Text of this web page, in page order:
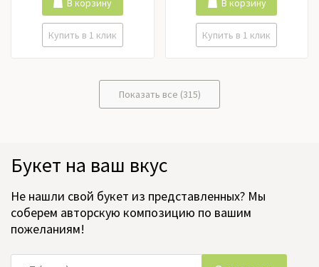
Розы российские, Розы
эквадор, Тюльпаны,
Фрезия, Хризантема,
Купить в 1 клик
В корзину
Купить в 1 клик
В корзину
Показать все (315)
Букет на ваш вкус
Не нашли свой букет из представленных? Мы
соберем авторскую композицию по вашим
пожеланиям!